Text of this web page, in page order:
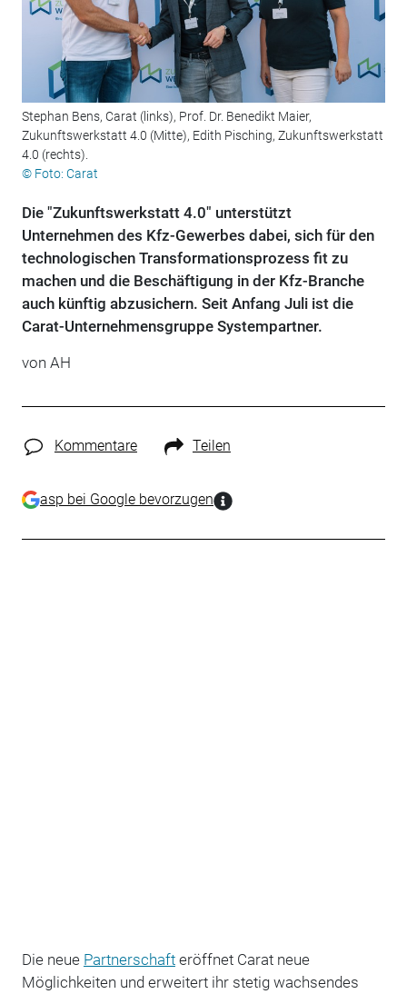
Stephan Bens, Carat (links), Prof. Dr. Benedikt Maier,
Zukunftswerkstatt 4.0 (Mitte), Edith Pisching, Zukunftswerkstatt
4.0 (rechts).
© Foto: Carat
Die "Zukunftswerkstatt 4.0" unterstützt
Unternehmen des Kfz-Gewerbes dabei, sich für den
technologischen Transformationsprozess fit zu
machen und die Beschäftigung in der Kfz-Branche
auch künftig abzusichern. Seit Anfang Juli ist die
Carat-Unternehmensgruppe Systempartner.
von AH
Kommentare Teilen
asp bei Google bevorzugen
Die neue Partnerschafteröffnet Carat neue
Möglichkeiten und erweitert ihr stetig wachsendes